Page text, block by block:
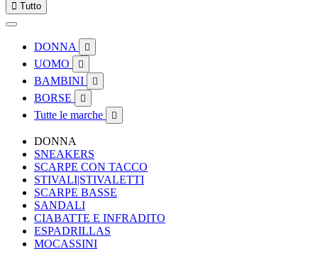
 Tutto
DONNA 
UOMO 
BAMBINI 
BORSE 
Tutte le marche 
DONNA
SNEAKERS
SCARPE CON TACCO
STIVALI|STIVALETTI
SCARPE BASSE
SANDALI
CIABATTE E INFRADITO
ESPADRILLAS
MOCASSINI